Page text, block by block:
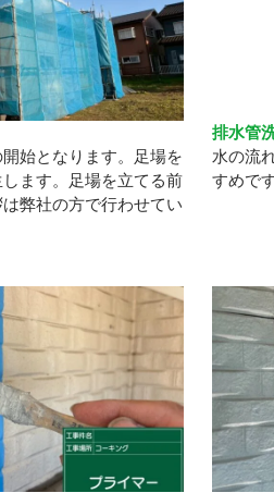
始となります。足場を
ます。足場を立てる前
弊社の方で行わせてい
排水管
水の流
すめです